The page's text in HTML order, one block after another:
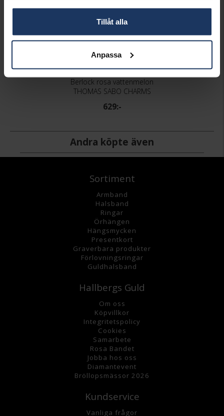
Tillåt alla
Anpassa
Berlock rosa vattenmelon
THOMAS SABO CHARMS
629:-
Andra köpte även
Sortiment
Armband
Halsband
Ringar
Örhängen
Hängsmycken
Presentkort
Graverbara produkter
Förlovningsringar
Guldhalsband
Hallbergs Guld
Om oss
Köpvillkor
Integritetspolicy
Cookies
Samarbete
Rosa Bandet
Jobba hos oss
Diamantevent
Bröllopsmässor 2026
Kundservice
Vanliga frågor